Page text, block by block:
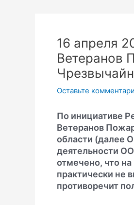
16 апреля
Ветеранов
Оставьте
По инициативе
Ветеранов
области (далее
деятельности
отмечено, что
практически не
противоречит